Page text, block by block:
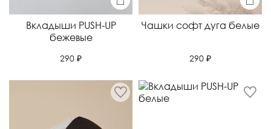
Вкладыши PUSH-UP
бежевые
290 ₽
Чашки софт дуга белые
290 ₽